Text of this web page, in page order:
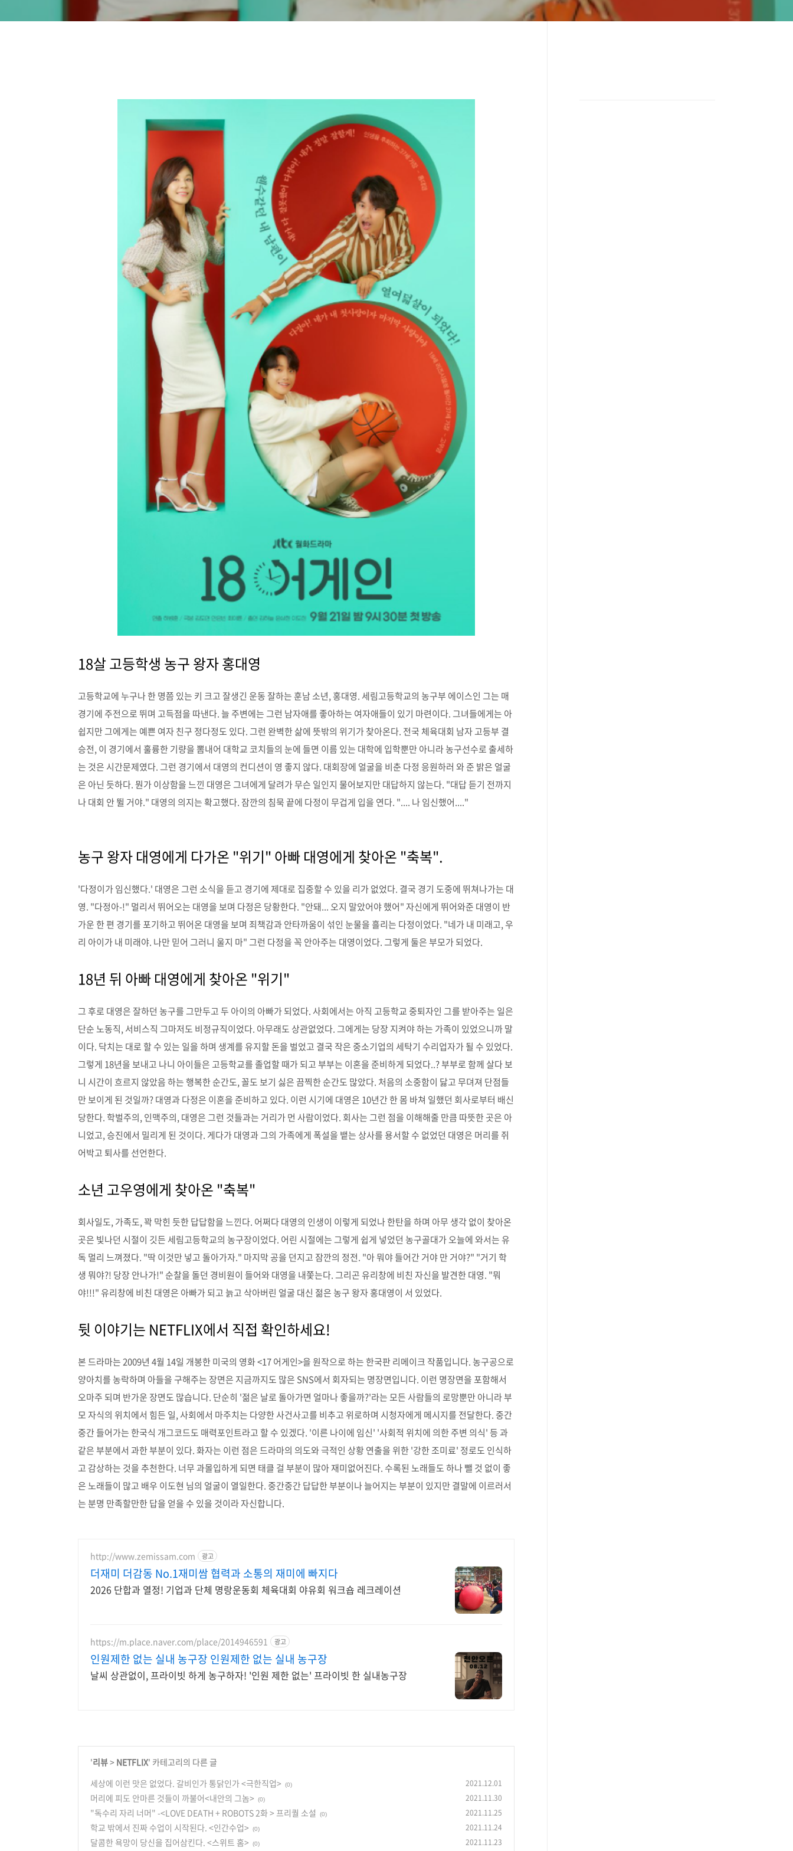
18살 고등학생 농구 왕자 홍대영
고등학교에 누구나 한 명쯤 있는 키 크고 잘생긴 운동 잘하는 훈남 소년, 홍대영. 세림고등학교의 농구부 에이스인 그는 매
경기에 주전으로 뛰며 고득점을 따낸다. 늘 주변에는 그런 남자애를 좋아하는 여자애들이 있기 마련이다. 그녀들에게는 아
쉽지만 그에게는 예쁜 여자 친구 정다정도 있다. 그런 완벽한 삶에 뜻밖의 위기가 찾아온다. 전국 체육대회 남자 고등부 결
승전, 이 경기에서 훌륭한 기량을 뽐내어 대학교 코치들의 눈에 들면 이름 있는 대학에 입학뿐만 아니라 농구선수로 출세하
는 것은 시간문제였다. 그런 경기에서 대영의 컨디션이 영 좋지 않다. 대회장에 얼굴을 비춘 다정 응원하러 와 준 밝은 얼굴
은 아닌 듯하다. 뭔가 이상함을 느낀 대영은 그녀에게 달려가 무슨 일인지 물어보지만 대답하지 않는다. "대답 듣기 전까지
나 대회 안 뛸 거야." 대영의 의지는 확고했다. 잠깐의 침묵 끝에 다정이 무겁게 입을 연다. ".... 나 임신했어...."
농구 왕자 대영에게 다가온 "위기" 아빠 대영에게 찾아온 "축복".
'다정이가 임신했다.' 대영은 그런 소식을 듣고 경기에 제대로 집중할 수 있을 리가 없었다. 결국 경기 도중에 뛰쳐나가는 대
영. "다정아-!" 멀리서 뛰어오는 대영을 보며 다정은 당황한다. "안돼... 오지 말았어야 했어" 자신에게 뛰어와준 대영이 반
가운 한 편 경기를 포기하고 뛰어온 대영을 보며 죄책감과 안타까움이 섞인 눈물을 흘리는 다정이었다. "네가 내 미래고, 우
리 아이가 내 미래야. 나만 믿어 그러니 울지 마" 그런 다정을 꼭 안아주는 대영이었다. 그렇게 둘은 부모가 되었다.
18년 뒤 아빠 대영에게 찾아온 "위기"
그 후로 대영은 잘하던 농구를 그만두고 두 아이의 아빠가 되었다. 사회에서는 아직 고등학교 중퇴자인 그를 받아주는 일은
단순 노동직, 서비스직 그마저도 비정규직이었다. 아무래도 상관없었다. 그에게는 당장 지켜야 하는 가족이 있었으니까 말
이다. 닥치는 대로 할 수 있는 일을 하며 생계를 유지할 돈을 벌었고 결국 작은 중소기업의 세탁기 수리업자가 될 수 있었다.
그렇게 18년을 보내고 나니 아이들은 고등학교를 졸업할 때가 되고 부부는 이혼을 준비하게 되었다..? 부부로 함께 살다 보
니 시간이 흐르지 않았음 하는 행복한 순간도, 꼴도 보기 싫은 끔찍한 순간도 많았다. 처음의 소중함이 닳고 무뎌져 단점들
만 보이게 된 것일까? 대영과 다정은 이혼을 준비하고 있다. 이런 시기에 대영은 10년간 한 몸 바쳐 일했던 회사로부터 배신
당한다. 학벌주의, 인맥주의, 대영은 그런 것들과는 거리가 먼 사람이었다. 회사는 그런 점을 이해해줄 만큼 따뜻한 곳은 아
니었고, 승진에서 밀리게 된 것이다. 게다가 대영과 그의 가족에게 폭설을 뱉는 상사를 용서할 수 없었던 대영은 머리를 쥐
어박고 퇴사를 선언한다.
소년 고우영에게 찾아온 "축복"
회사일도, 가족도, 꽉 막힌 듯한 답답함을 느낀다. 어쩌다 대영의 인생이 이렇게 되었나 한탄을 하며 아무 생각 없이 찾아온
곳은 빛나던 시절이 깃든 세림고등학교의 농구장이었다. 어린 시절에는 그렇게 쉽게 넣었던 농구골대가 오늘에 와서는 유
독 멀리 느껴졌다. "딱 이것만 넣고 돌아가자." 마지막 공을 던지고 잠깐의 정전. "아 뭐야 들어간 거야 만 거야?" "거기 학
생 뭐야?! 당장 안나가!" 순찰을 돌던 경비원이 들어와 대영을 내쫓는다. 그리곤 유리창에 비친 자신을 발견한 대영. "뭐
야!!!" 유리창에 비친 대영은 아빠가 되고 늙고 삭아버린 얼굴 대신 젊은 농구 왕자 홍대영이 서 있었다.
뒷 이야기는 NETFLIX에서 직접 확인하세요!
본 드라마는 2009년 4월 14일 개봉한 미국의 영화 <17 어게인>을 원작으로 하는 한국판 리메이크 작품입니다. 농구공으로
양아치를 농락하며 아들을 구해주는 장면은 지금까지도 많은 SNS에서 회자되는 명장면입니다. 이런 명장면을 포함해서
오마주 되며 반가운 장면도 많습니다. 단순히 '젊은 날로 돌아가면 얼마나 좋을까?'라는 모든 사람들의 로망뿐만 아니라 부
모 자식의 위치에서 힘든 일, 사회에서 마주치는 다양한 사건사고를 비추고 위로하며 시청자에게 메시지를 전달한다. 중간
중간 들어가는 한국식 개그코드도 매력포인트라고 할 수 있겠다. '이른 나이에 임신' '사회적 위치에 의한 주변 의식' 등 과
같은 부분에서 과한 부분이 있다. 화자는 이런 점은 드라마의 의도와 극적인 상황 연출을 위한 '강한 조미료' 정로도 인식하
고 감상하는 것을 추천한다. 너무 과몰입하게 되면 태클 걸 부분이 많아 재미없어진다. 수록된 노래들도 하나 뺄 것 없이 좋
은 노래들이 많고 배우 이도현 님의 얼굴이 열일한다. 중간중간 답답한 부분이나 늘어지는 부분이 있지만 결말에 이르러서
는 분명 만족할만한 답을 얻을 수 있을 것이라 자신합니다.
http://www.zemissam.com 광고
더재미 더감동 No.1재미쌈 협력과 소통의 재미에 빠지다
2026 단합과 열정! 기업과 단체 명랑운동회 체육대회 야유회 워크숍 레크레이션
https://m.place.naver.com/place/2014946591 광고
인원제한 없는 실내 농구장 인원제한 없는 실내 농구장
날씨 상관없이, 프라이빗 하게 농구하자! '인원 제한 없는' 프라이빗 한 실내농구장
'리뷰> NETFLIX' 카테고리의 다른 글
세상에 이런 맛은 없었다. 갈비인가 통닭인가 <극한직업>
(0) 2021.12.01
머리에 피도 안마른 것들이 까불어<내안의 그놈> (0) 2021.11.30
"독수리 자리 너머" -<LOVE DEATH + ROBOTS 2화 > 프리퀄 소설 (0) 2021.11.25
학교 밖에서 진짜 수업이 시작된다. <인간수업> (0) 2021.11.24
달콤한 욕망이 당신을 집어삼킨다. <스위트 홈> (0) 2021.11.23